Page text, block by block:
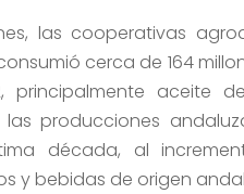
las cooperativas
cerca de 164
principalmente
producciones
década, al
y bebidas de origen